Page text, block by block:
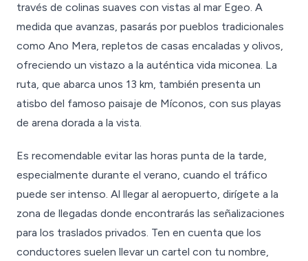
través de colinas suaves con vistas al mar Egeo. A
medida que avanzas, pasarás por pueblos tradicionales
como Ano Mera, repletos de casas encaladas y olivos,
ofreciendo un vistazo a la auténtica vida miconea. La
ruta, que abarca unos 13 km, también presenta un
atisbo del famoso paisaje de Míconos, con sus playas
de arena dorada a la vista.
Es recomendable evitar las horas punta de la tarde,
especialmente durante el verano, cuando el tráfico
puede ser intenso. Al llegar al aeropuerto, dirígete a la
zona de llegadas donde encontrarás las señalizaciones
para los traslados privados. Ten en cuenta que los
conductores suelen llevar un cartel con tu nombre,